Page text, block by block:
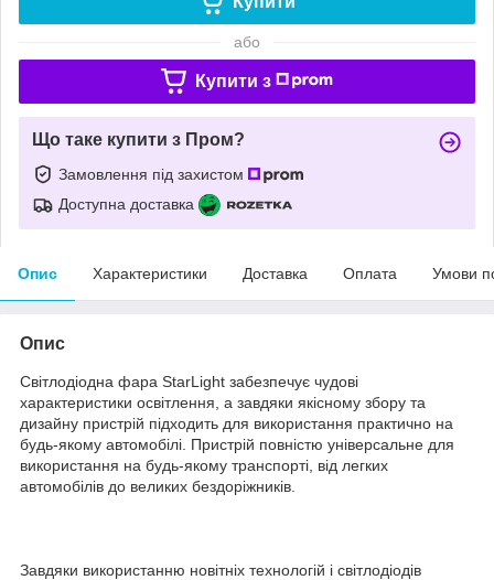
або
Купити з
Що таке купити з Пром?
Замовлення під захистом
Доступна доставка
Опис Характеристики Доставка Оплата Умови
Опис
Світлодіодна фара StarLight забезпечує чудові
характеристики освітлення, а завдяки якісному збору та
дизайну пристрій підходить для використання практично на
будь-якому автомобілі. Пристрій повністю універсальне для
використання на будь-якому транспорті, від легких
автомобілів до великих бездоріжників.
Завдяки використанню новітніх технологій і світлодіодів